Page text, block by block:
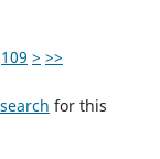
109 > >>
for this